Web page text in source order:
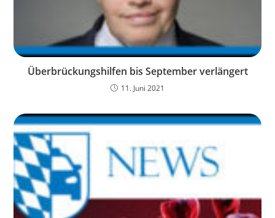
Überbrückungshilfen bis September verlängert
11. Juni 2021